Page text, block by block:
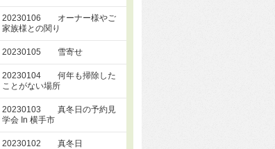
20230106 オーナー様やご
家族様との関り
20230105 雪寄せ
20230104 何年も掃除した
ことがない場所
20230103 真冬日の予約見
学会 In 横手市
20230102 真冬日